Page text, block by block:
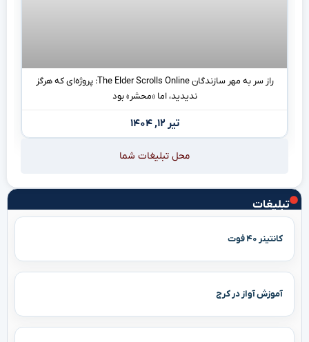
تبلیغات
کانتینر ۴۰ فوت
آموزش آواز در کرج
راز سر به مهر سازندگان The Elder Scrolls Online: پروژه‌ای که هرگز
ندیدید، اما «محشر» بود
تیر ۱۲, ۱۴۰۴
محل تبلیغات شما